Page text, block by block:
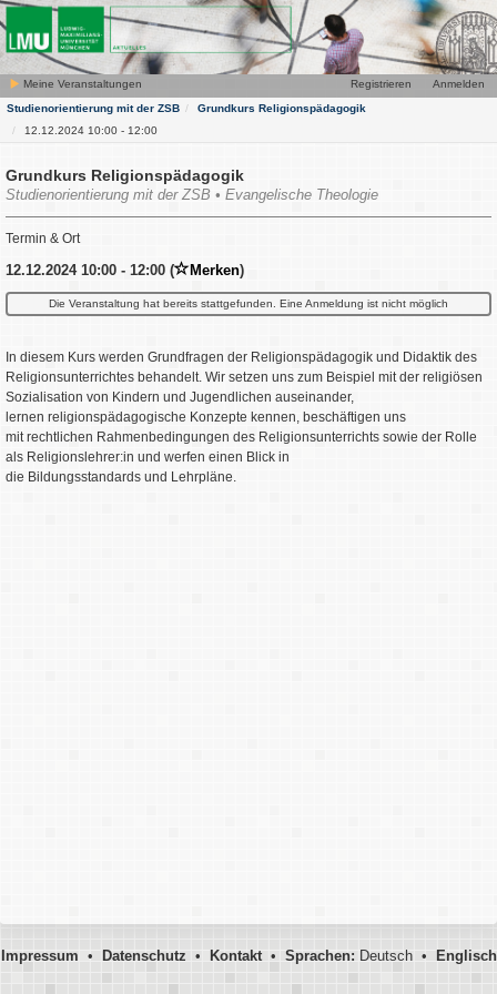
Meine Veranstaltungen Anmelden
Registrieren
Studienorientierung mit der ZSB
Grundkurs Religionspädagogik
12.12.2024 10:00 - 12:00
Grundkurs Religionspädagogik
Studienorientierung mit der ZSB • Evangelische Theologie
Termin & Ort
12.12.2024 10:00 - 12:00 ( Merken)
Die Veranstaltung hat bereits stattgefunden. Eine Anmeldung ist nicht möglich
In diesem Kurs werden Grundfragen der Religionspädagogik und Didaktik des
Religionsunterrichtes behandelt. Wir setzen uns zum Beispiel mit der religiösen
Sozialisation von Kindern und Jugendlichen auseinander,
lernen religionspädagogische Konzepte kennen, beschäftigen uns
mit rechtlichen Rahmenbedingungen des Religionsunterrichts sowie der Rolle
als Religionslehrer:in und werfen einen Blick in
die Bildungsstandards und Lehrpläne.
Impressum • Datenschutz • Kontakt• Sprachen:Deutsch • Englisch